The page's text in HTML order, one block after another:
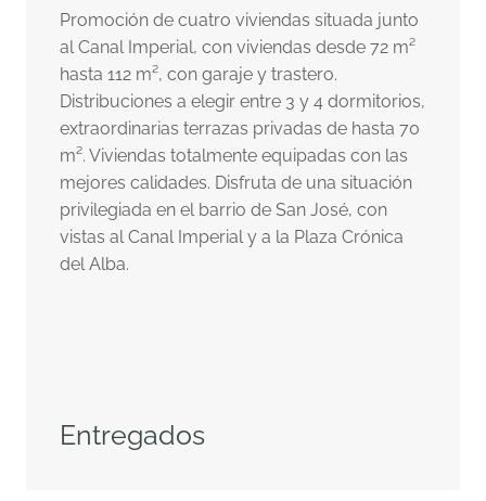
Promoción de cuatro viviendas situada junto
al Canal Imperial, con viviendas desde 72 m²
hasta 112 m², con garaje y trastero.
Distribuciones a elegir entre 3 y 4 dormitorios,
extraordinarias terrazas privadas de hasta 70
m². Viviendas totalmente equipadas con las
mejores calidades. Disfruta de una situación
privilegiada en el barrio de San José, con
vistas al Canal Imperial y a la Plaza Crónica
del Alba.
Entregados